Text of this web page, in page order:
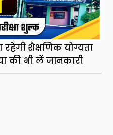
रहेगी शैक्षणिक योग्यता
की भी लें जानकारी